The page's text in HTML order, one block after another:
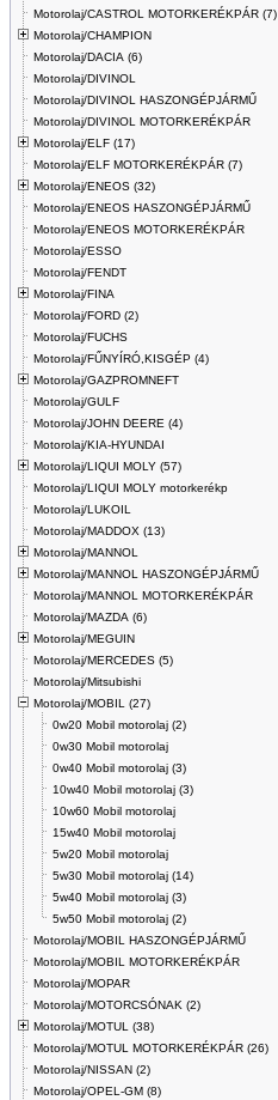
Motorolaj/CASTROL MOTORKERÉKPÁR (7)
Motorolaj/CHAMPION
Motorolaj/DACIA (6)
Motorolaj/DIVINOL
Motorolaj/DIVINOL HASZONGÉPJÁRMŰ
Motorolaj/DIVINOL MOTORKERÉKPÁR
Motorolaj/ELF (17)
Motorolaj/ELF MOTORKERÉKPÁR (7)
Motorolaj/ENEOS (32)
Motorolaj/ENEOS HASZONGÉPJÁRMŰ
Motorolaj/ENEOS MOTORKERÉKPÁR
Motorolaj/ESSO
Motorolaj/FENDT
Motorolaj/FINA
Motorolaj/FORD (2)
Motorolaj/FUCHS
Motorolaj/FŰNYÍRÓ,KISGÉP (4)
Motorolaj/GAZPROMNEFT
Motorolaj/GULF
Motorolaj/JOHN DEERE (4)
Motorolaj/KIA-HYUNDAI
Motorolaj/LIQUI MOLY (57)
Motorolaj/LIQUI MOLY motorkerékp
Motorolaj/LUKOIL
Motorolaj/MADDOX (13)
Motorolaj/MANNOL
Motorolaj/MANNOL HASZONGÉPJÁRMŰ
Motorolaj/MANNOL MOTORKERÉKPÁR
Motorolaj/MAZDA (6)
Motorolaj/MEGUIN
Motorolaj/MERCEDES (5)
Motorolaj/Mitsubishi
Motorolaj/MOBIL (27)
0w20 Mobil motorolaj (2)
0w30 Mobil motorolaj
0w40 Mobil motorolaj (3)
10w40 Mobil motorolaj (3)
10w60 Mobil motorolaj
15w40 Mobil motorolaj
5w20 Mobil motorolaj
5w30 Mobil motorolaj (14)
5w40 Mobil motorolaj (3)
5w50 Mobil motorolaj (2)
Motorolaj/MOBIL HASZONGÉPJÁRMŰ
Motorolaj/MOBIL MOTORKERÉKPÁR
Motorolaj/MOPAR
Motorolaj/MOTORCSÓNAK (2)
Motorolaj/MOTUL (38)
Motorolaj/MOTUL MOTORKERÉKPÁR (26)
Motorolaj/NISSAN (2)
Motorolaj/OPEL-GM (8)